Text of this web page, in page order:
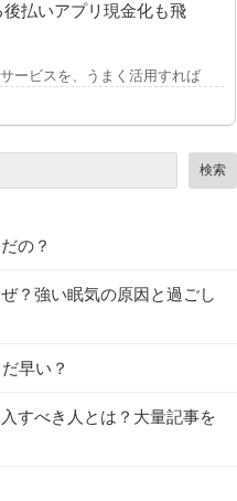
払いアプリ現金化も飛
ービスを、うまく活用すれば、便
検索
の？
？強い眠気の原因と過ごし
早い？
すべき人とは？大量記事を